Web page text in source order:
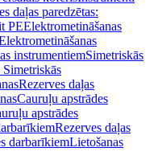
daļas paredzētas:
PEElektrometināšanas
instrumentiemSimetriskās
Simetriskās
Rezerves daļas
Cauruļu apstrādes
apstrādes
Rezerves daļas
darbarīkiemLietošanas